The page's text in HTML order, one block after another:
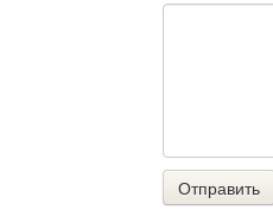
Отправить